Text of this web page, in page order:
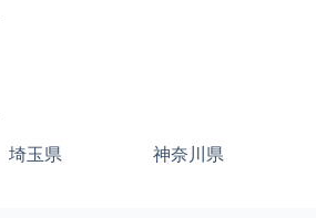
埼玉県 神奈川県